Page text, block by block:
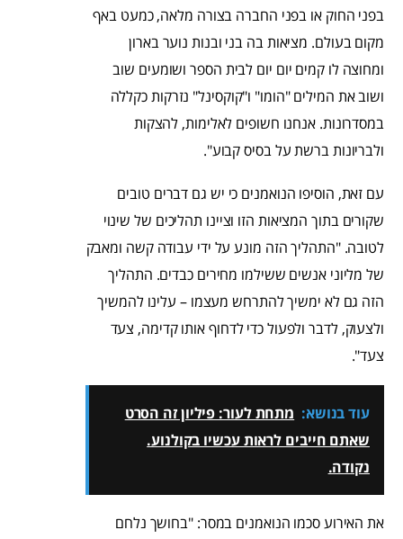
בפני החוק או בפני החברה בצורה מלאה, כמעט באף
מקום בעולם. מציאות בה בני ובנות נוער בארון
ומחוצה לו קמים יום יום לבית הספר ושומעים שוב
ושוב את המילים "הומו" ו"קוקסינל" נזרקות כקללה
במסדרונות. אנחנו חשופים לאלימות, להצקות
ולבריונות ברשת על בסיס קבוע".
עם זאת, הוסיפו הנואמנים כי יש גם דברים טובים
שקורים בתוך המציאות הזו וציינו תהליכים של שינוי
לטובה. "התהליך הזה מונע על ידי עבודה קשה ומאבק
של מליוני אנשים ששילמו מחירים כבדים. התהליך
הזה גם לא ימשיך להתרחש מעצמו – עלינו להמשיך
ולצעוק, לדבר ולפעול כדי לדחוף אותו קדימה, צעד
צעד".
עוד בנושא: מתחת לעור: פיליון זה הסרט
שאתם חייבים לראות עכשיו בקולנוע.
נקודה.
את האירוע סכמו הנואמנים במסר: "בחושך נלחם